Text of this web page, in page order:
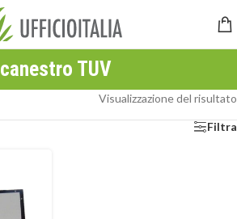
canestro TUV
Visualizzazione del risultato
Filtra